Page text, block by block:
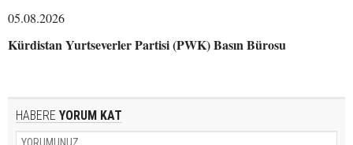
05.08.2026
Kürdistan Yurtseverler Partisi (PWK) Basın Bürosu
HABERE YORUM KAT